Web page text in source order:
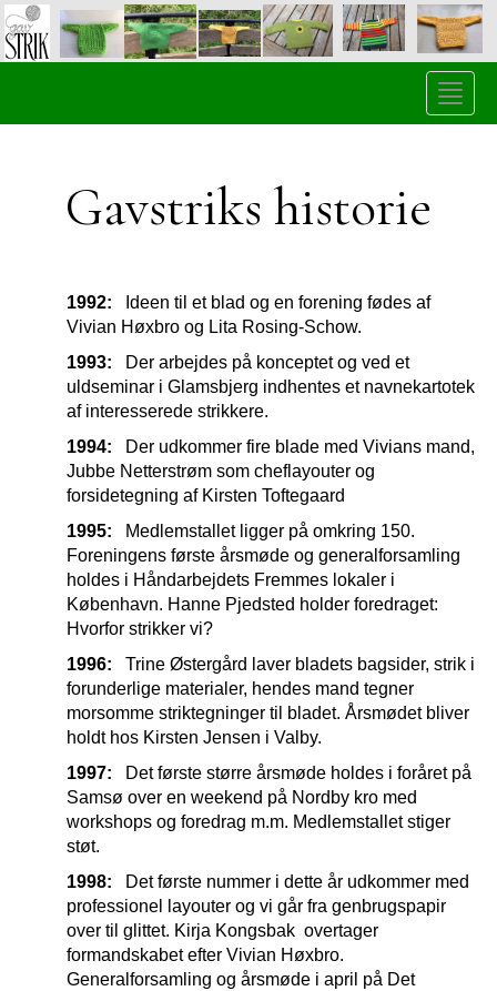
Toggle
Gavstriks historie
1992: Ideen til et blad og en forening fødes af
Vivian Høxbro og Lita Rosing-Schow.
1993: Der arbejdes på konceptet og ved et
uldseminar i Glamsbjerg indhentes et navnekartotek
af interesserede strikkere.
1994: Der udkommer fire blade med Vivians mand,
Jubbe Netterstrøm som cheflayouter og
forsidetegning af Kirsten Toftegaard
1995: Medlemstallet ligger på omkring 150.
Foreningens første årsmøde og generalforsamling
holdes i Håndarbejdets Fremmes lokaler i
København. Hanne Pjedsted holder foredraget:
Hvorfor strikker vi?
1996:
Trine Østergård laver bladets bagsider, strik i
forunderlige materialer, hendes mand tegner
morsomme striktegninger til bladet. Årsmødet bliver
holdt hos Kirsten Jensen i Valby.
1997: Det første større årsmøde holdes i foråret på
Samsø over en weekend på Nordby kro med
workshops og foredrag m.m. Medlemstallet stiger
støt.
1998: Det første nummer i dette år udkommer med
professionel layouter og vi går fra genbrugspapir
over til glittet. Kirja Kongsbak overtager
formandskabet efter Vivian Høxbro.
Generalforsamling og årsmøde i april på Det